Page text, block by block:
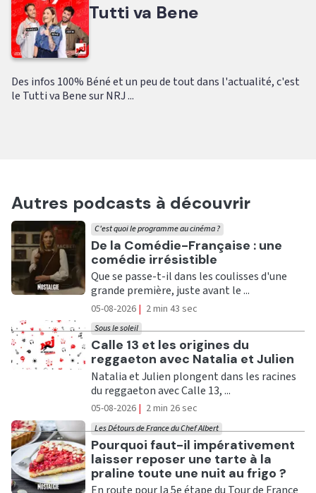
Tutti va Bene
Des infos 100% Béné et un peu de tout dans l'actualité, c'est
le Tutti va Bene sur NRJ ...
Autres podcasts à découvrir
Ecouter
De la Comédie-Française : une
comédie irrésistible
C'est quoi le programme au cinéma ?
Que se passe-t-il dans les coulisses d'une
grande première, juste avant le ...
05-08-2026 | 2 min 43 sec
Ecouter
Calle 13 et les origines du
reggaeton avec Natalia et Julien
Sous le soleil
Natalia et Julien plongent dans les racines
du reggaeton avec Calle 13, ...
05-08-2026 | 2 min 26 sec
Ecouter
Pourquoi faut-il impérativement
laisser reposer une tarte à la
praline toute une nuit au frigo ?
Les Détours de France du Chef Albert